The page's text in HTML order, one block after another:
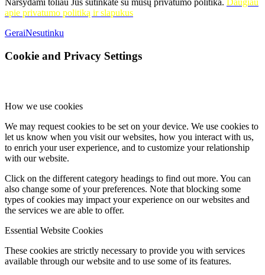
Naršydami toliau Jūs sutinkate su mūsų privatumo politika. Daugiau
apie privatumo politiką ir slapukus
GeraiNesutinku
Cookie and Privacy Settings
How we use cookies
We may request cookies to be set on your device. We use cookies to
let us know when you visit our websites, how you interact with us,
to enrich your user experience, and to customize your relationship
with our website.
Click on the different category headings to find out more. You can
also change some of your preferences. Note that blocking some
types of cookies may impact your experience on our websites and
the services we are able to offer.
Essential Website Cookies
These cookies are strictly necessary to provide you with services
available through our website and to use some of its features.